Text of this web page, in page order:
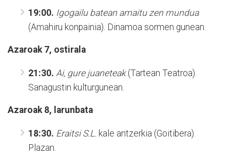
19:00. Igogailu batean amaitu zen mundua
(Amahiru konpainia). Dinamoa sormen gunean.
Azaroak 7, ostirala
21:30. Ai, gure juaneteak(Tartean Teatroa).
Sanagustin kulturgunean.
Azaroak 8, larunbata
18:30. Eraitsi S.L. kale antzerkia (Goitibera).
Plazan.